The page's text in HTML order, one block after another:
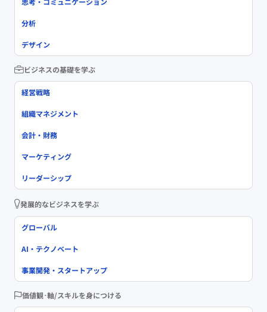
分析
デザイン
ビジネスの基礎を学ぶ
経営戦略
組織マネジメント
会計・財務
マーケティング
リーダーシップ
発展的なビジネスを学ぶ
グローバル
AI・テクノベート
事業開発・スタートアップ
価値観･軸/スキルを身につける